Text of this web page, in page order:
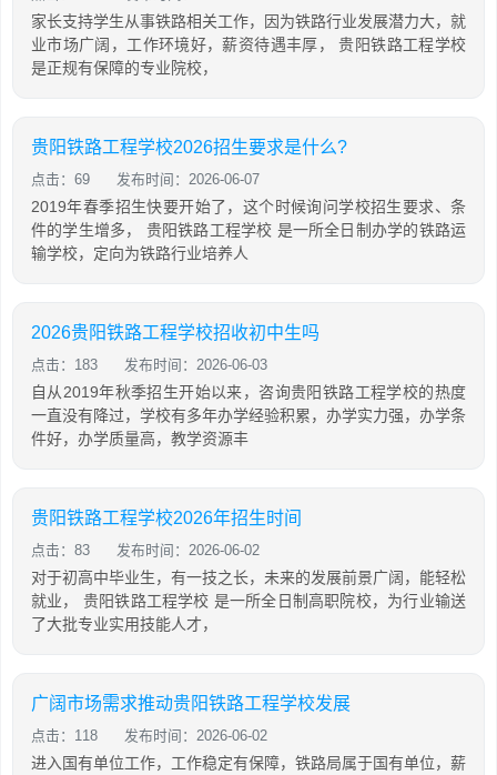
家长支持学生从事铁路相关工作，因为铁路行业发展潜力大，就
业市场广阔，工作环境好，薪资待遇丰厚， 贵阳铁路工程学校
是正规有保障的专业院校，
贵阳铁路工程学校2026招生要求是什么?
点击：69 发布时间：2026-06-07
2019年春季招生快要开始了，这个时候询问学校招生要求、条
件的学生增多， 贵阳铁路工程学校 是一所全日制办学的铁路运
输学校，定向为铁路行业培养人
2026贵阳铁路工程学校招收初中生吗
点击：183 发布时间：2026-06-03
自从2019年秋季招生开始以来，咨询贵阳铁路工程学校的热度
一直没有降过，学校有多年办学经验积累，办学实力强，办学条
件好，办学质量高，教学资源丰
贵阳铁路工程学校2026年招生时间
点击：83 发布时间：2026-06-02
对于初高中毕业生，有一技之长，未来的发展前景广阔，能轻松
就业， 贵阳铁路工程学校 是一所全日制高职院校，为行业输送
了大批专业实用技能人才，
广阔市场需求推动贵阳铁路工程学校发展
点击：118 发布时间：2026-06-02
进入国有单位工作，工作稳定有保障，铁路局属于国有单位，薪